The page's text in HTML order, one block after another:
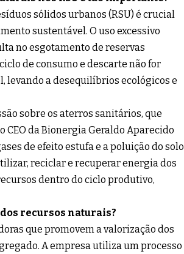
sólidos urbanos (RSU) é crucial
sustentável. O uso excessivo
no esgotamento de reservas
de consumo e descarte não for
levando a desequilíbrios ecológicos e
sobre os aterros sanitários, que
CEO da Bionergia Geraldo Aparecido
de efeito estufa e a poluição do solo
reciclar e recuperar energia dos
dentro do ciclo produtivo,
recursos naturais?
que promovem a valorização dos
A empresa utiliza um processo